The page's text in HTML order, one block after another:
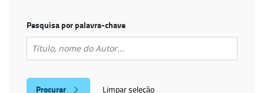
Pesquisa por palavra-chave
Limpar seleção